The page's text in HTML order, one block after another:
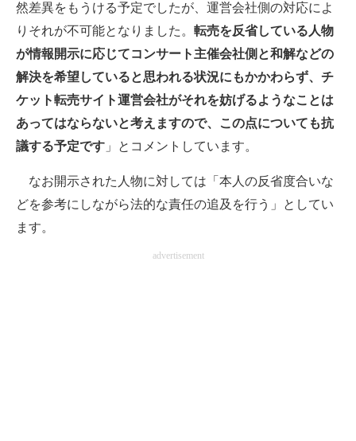
マーケ×ITの今がよく分かる
ITエンジニア向け専門サイト
企業向けIT製品の総合サイト
IT製品の技術・比較・事例
エレクトロニクス専門サイト
然差異をもうける予定でしたが、運営会社側の対応によ
りそれが不可能となりました。 転売を反省している人物
が情報開示に応じてコンサート主催会社側と和解などの
解決を希望していると思われる状況にもかかわらず、チ
ケット転売サイト運営会社がそれを妨げるようなことは
あってはならないと考えますので、この点についても抗
議する予定です 」とコメントしています。
なお開示された人物に対しては「本人の反省度合いな
どを参考にしながら法的な責任の追及を行う」としてい
ます。
advertisement